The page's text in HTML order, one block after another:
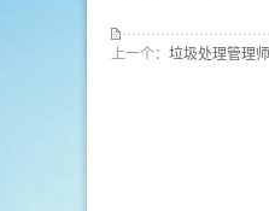
上一个： 垃圾处理管理师